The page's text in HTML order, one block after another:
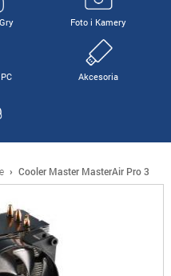
Foto i Kamery
Akcesoria
› Cooler Master MasterAir Pro 3